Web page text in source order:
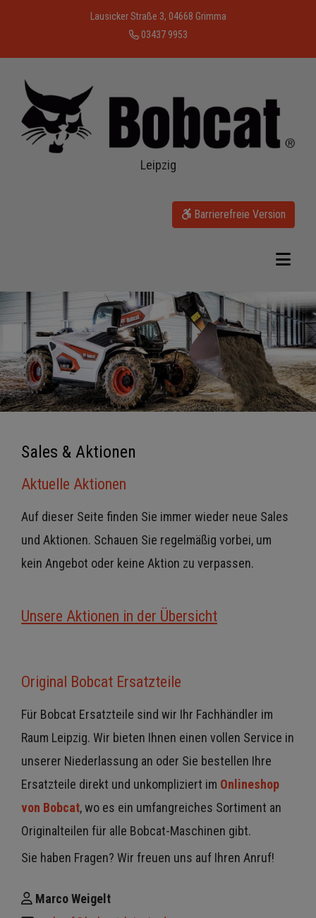
Lausicker Straße 3, 04668 Grimma
03437 9953
Leipzig
Barrierefreie Version
Sales & Aktionen
Aktuelle Aktionen
Auf dieser Seite finden Sie immer wieder neue Sales
und Aktionen. Schauen Sie regelmäßig vorbei, um
kein Angebot oder keine Aktion zu verpassen.
Unsere Aktionen in der Übersicht
Original Bobcat Ersatzteile
Für Bobcat Ersatzteile sind wir Ihr Fachhändler im
Raum Leipzig. Wir bieten Ihnen einen vollen Service in
unserer Niederlassung an oder Sie bestellen Ihre
Ersatzteile direkt und unkompliziert im Onlineshop
von Bobcat, wo es ein umfangreiches Sortiment an
Originalteilen für alle Bobcat-Maschinen gibt.
Sie haben Fragen? Wir freuen uns auf Ihren Anruf!
Marco Weigelt